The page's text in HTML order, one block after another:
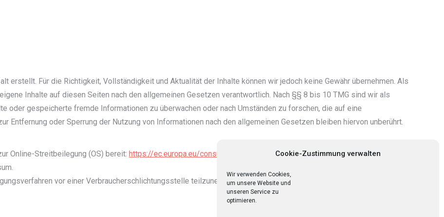
Cookie-Zustimmung verwalten
Wir verwenden Cookies,
um unsere Website und
unseren Service zu
optimieren.
erstellt. Für die Richtigkeit, Vollständigkeit und Aktualität der Inhalte können wir jedoch keine Gewähr übernehmen. Als
Inhalte auf diesen Seiten nach den allgemeinen Gesetzen verantwortlich. Nach §§ 8 bis 10 TMG sind wir als
oder gespeicherte fremde Informationen zu überwachen oder nach Umständen zu forschen, die auf eine
Entfernung oder Sperrung der Nutzung von Informationen nach den allgemeinen Gesetzen bleiben hiervon unberührt.
Online-Streitbeilegung (OS) bereit: https://ec.europa.eu/consumers/odr
vor einer Verbraucherschlichtungsstelle teilzunehmen.